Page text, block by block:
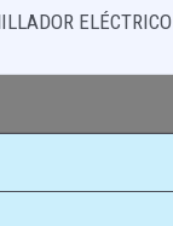
ELÉCTRICO